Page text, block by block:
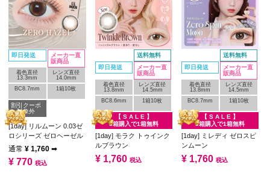
即日発送
メーカー直
販商品
着色直径
13.3mm
レンズ直径
14.0mm
BC8.7mm
1箱10枚
割引クーポ
ン対象外
[1day] リルムーン 0.03ゼ
ロシリーズ ゼロヘーゼル
通常 ¥ 1,760 ➡
¥ 770 税込
送料無料
即日発送
メーカー直
販商品
着色直径
13.8mm
レンズ直径
14.5mm
BC8.6mm
1箱10枚
【 S A L E 】
3箱購入で1箱無料
[1day] モラク トゥインク
ルブラウン
¥ 1,760 税込
送料無料
即日発送
メーカー直
販商品
着色直径
13.8mm
レンズ直径
14.5mm
BC8.7mm
1箱10枚
【 S A L E 】
3箱購入で1箱無料
[1day] ミレディ ゼロスピ
ンムーン
¥ 1,760 税込